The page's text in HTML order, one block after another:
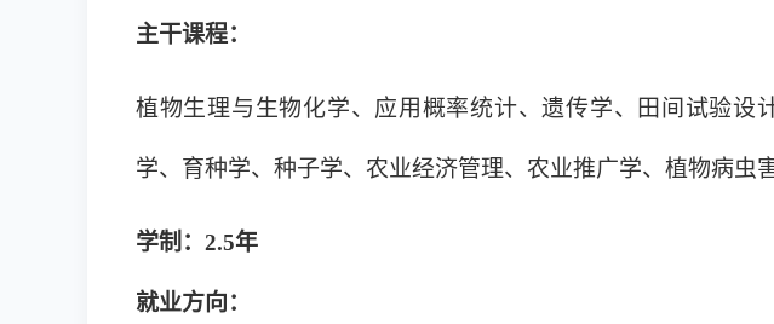
主干课程：
植物生理与生物化学、应用概率统计、遗传学、田间试验设
学、育种学、种子学、农业经济管理、农业推广学、植物病虫
学制：2.5年
就业方向：